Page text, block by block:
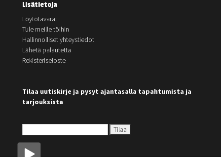
Lisätietoja
Löytötavarat
Tule meille töihin
Hallinnolliset yhteystiedot
Lähetä palautetta
Rekisteriseloste
Tilaa uutiskirje ja pysyt ajantasalla tapahtumista ja
tarjouksista